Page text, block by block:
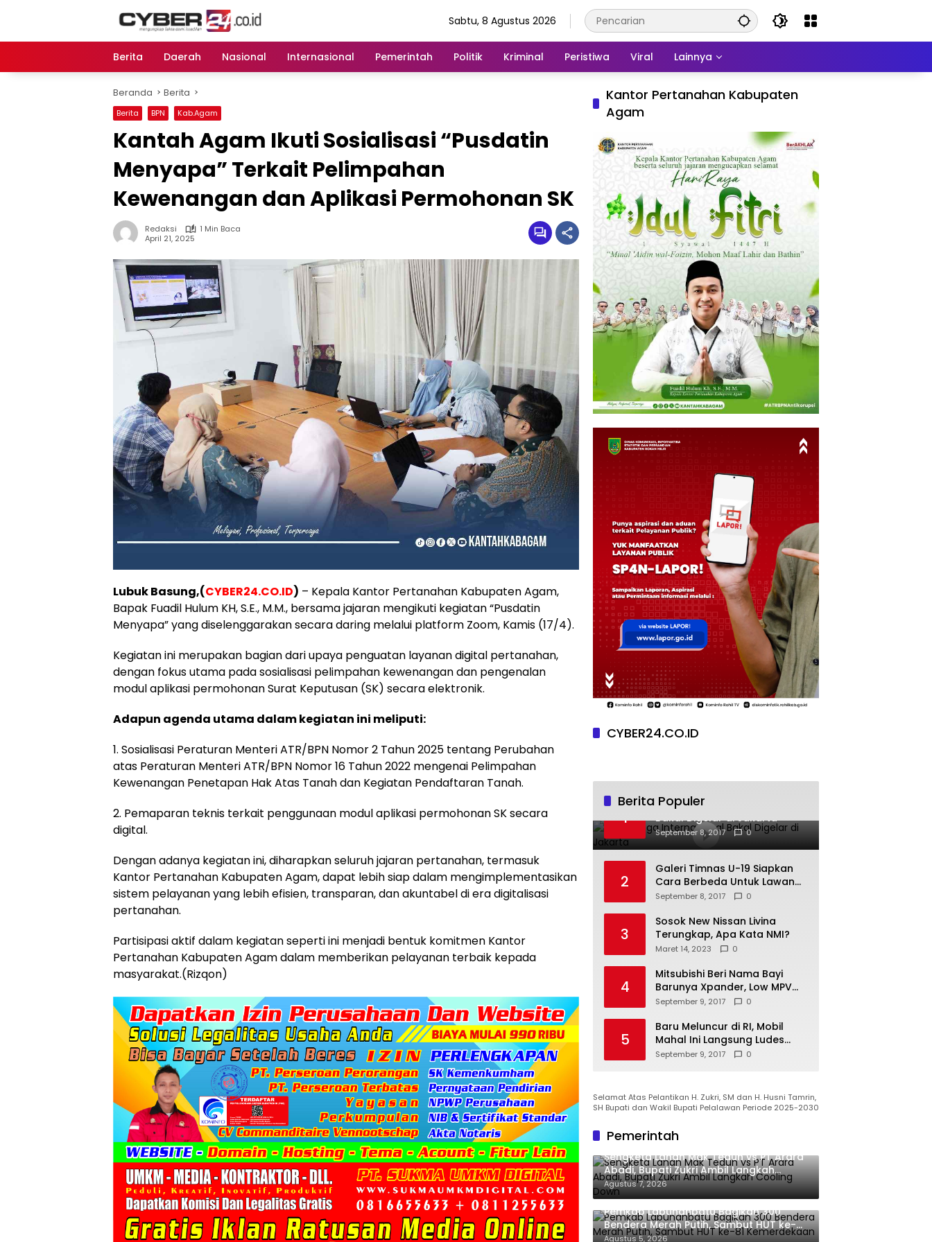
Sabtu, 8 Agustus 2026
Berita Daerah Nasional Internasional Pemerintah Politik Kriminal Peristiwa Viral Lainnya
Beranda Berita
Berita BPN Kab.Agam
Kantah Agam Ikuti Sosialisasi “Pusdatin
Menyapa” Terkait Pelimpahan
Kewenangan dan Aplikasi Permohonan SK
Redaksi
1 Min Baca
April 21, 2025
Lubuk Basung,(CYBER24.CO.ID) – Kepala Kantor Pertanahan Kabupaten Agam,
Bapak Fuadil Hulum KH, S.E., M.M., bersama jajaran mengikuti kegiatan “Pusdatin
Menyapa” yang diselenggarakan secara daring melalui platform Zoom, Kamis (17/4).
Kegiatan ini merupakan bagian dari upaya penguatan layanan digital pertanahan,
dengan fokus utama pada sosialisasi pelimpahan kewenangan dan pengenalan
modul aplikasi permohonan Surat Keputusan (SK) secara elektronik.
Adapun agenda utama dalam kegiatan ini meliputi:
1. Sosialisasi Peraturan Menteri ATR/BPN Nomor 2 Tahun 2025 tentang Perubahan
atas Peraturan Menteri ATR/BPN Nomor 16 Tahun 2022 mengenai Pelimpahan
Kewenangan Penetapan Hak Atas Tanah dan Kegiatan Pendaftaran Tanah.
2. Pemaparan teknis terkait penggunaan modul aplikasi permohonan SK secara
digital.
Dengan adanya kegiatan ini, diharapkan seluruh jajaran pertanahan, termasuk
Kantor Pertanahan Kabupaten Agam, dapat lebih siap dalam mengimplementasikan
sistem pelayanan yang lebih efisien, transparan, dan akuntabel di era digitalisasi
pertanahan.
Partisipasi aktif dalam kegiatan seperti ini menjadi bentuk komitmen Kantor
Pertanahan Kabupaten Agam dalam memberikan pelayanan terbaik kepada
masyarakat.(Rizqon)
Kantor Pertanahan Kabupaten
Agam
CYBER24.CO.ID
Berita Populer
1
Pesta Yoga Internasional
Bakal Digelar di Jakarta
September 8, 2017 0
2
Galeri Timnas U-19 Siapkan
Cara Berbeda Untuk Lawan
Vietnam
September 8, 2017 0
3
Sosok New Nissan Livina
Terungkap, Apa Kata NMI?
Maret 14, 2023 0
4
Mitsubishi Beri Nama Bayi
Barunya Xpander, Low MPV
Pesaing Avanza cs
September 9, 2017 0
5
Baru Meluncur di RI, Mobil
Mahal Ini Langsung Ludes
Terjual
September 9, 2017 0
Selamat Atas Pelantikan H. Zukri, SM dan H. Husni Tamrin,
SH Bupati dan Wakil Bupati Pelalawan Periode 2025-2030
Pemerintah
Sengketa Lahan Mak Teduh vs PT Arara
Abadi, Bupati Zukri Ambil Langkah
Cooling Down
Agustus 7, 2026
Pemkab Labuhanbatu Bagikan 300
Bendera Merah Putih, Sambut HUT ke-81
Kemerdekaan RI
Agustus 5, 2026